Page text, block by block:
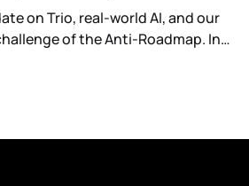
on Trio, real-world AI, and our
of the Anti-Roadmap. In
of a timeline. Challenge 1 was